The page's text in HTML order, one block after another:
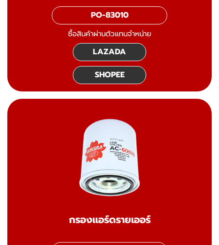
PO-83010
ซื้อสินค้าผ่านตัวแทนจำหน่าย
LAZADA
SHOPEE
กรองแอร์ดรายเออร์